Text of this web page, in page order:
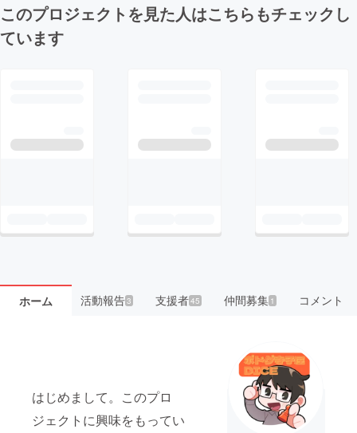
このプロジェクトを見た人はこちらもチェックし
ています
ホーム 活動報告3 支援者45 仲間募集 1 コメント
はじめまして。このプロ
ジェクトに興味をもってい